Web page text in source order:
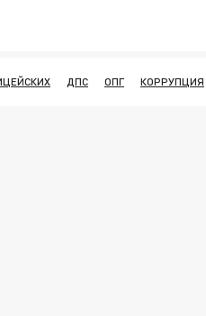
ДПС ОПГ КОРРУПЦИЯ